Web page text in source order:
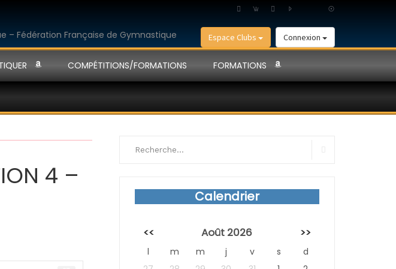
Connexion
Espace Clubs
COMPÉTITIONS/FORMATIONS FORMATIONS
4 –
Calendrier
<< Août 2026 >>
l m m j v s
d